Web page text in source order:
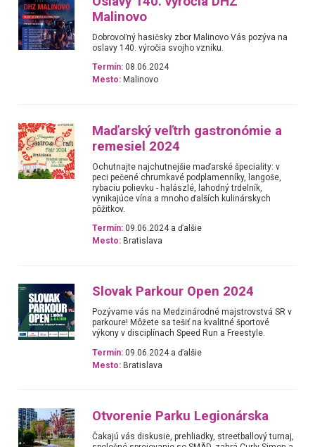
Malinovo
Dobrovoľný hasičsky zbor Malinovo Vás pozýva na
oslavy 140. výročia svojho vzniku.
Termín: 08.06.2024
Mesto: Malinovo
Maďarský veľtrh gastronómie a
remesiel 2024
Ochutnajte najchutnejšie maďarské špeciality: v
peci pečené chrumkavé podplamenníky, langoše,
rybaciu polievku - halászlé, lahodný trdelník,
vynikajúce vína a mnoho ďalších kulinárskych
pôžitkov.
Termín: 09.06.2024 a ďalšie
Mesto: Bratislava
Slovak Parkour Open 2024
Pozývame vás na Medzinárodné majstrovstvá SR v
parkoure! Môžete sa tešiť na kvalitné športové
výkony v disciplínach Speed Run a Freestyle.
Termín: 09.06.2024 a ďalšie
Mesto: Bratislava
Otvorenie Parku Legionárska
Čakajú vás diskusie, prehliadky, streetballový turnaj,